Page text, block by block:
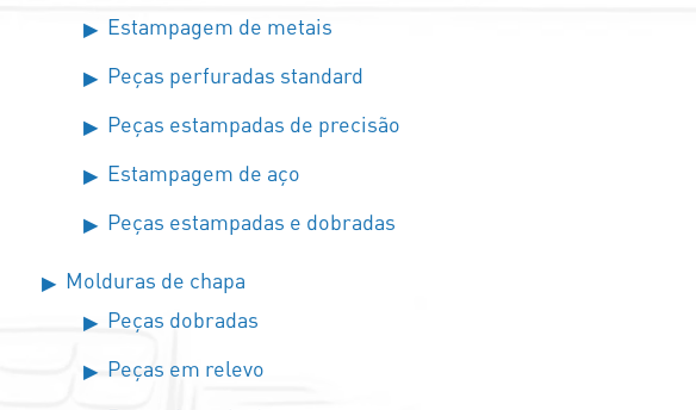
Estampagem de metais
Peças perfuradas standard
Peças estampadas de precisão
Estampagem de aço
Peças estampadas e dobradas
Molduras de chapa
Peças dobradas
Peças em relevo